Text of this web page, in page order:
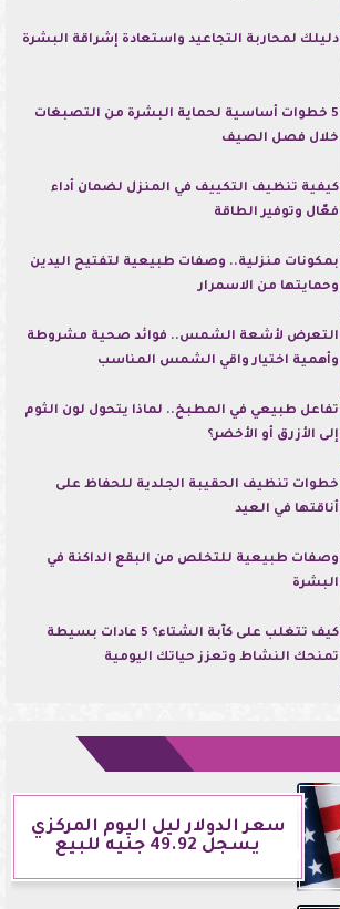
دليلك لمحاربة التجاعيد واستعادة إشراقة البشرة
5 خطوات أساسية لحماية البشرة من التصبغات
خلال فصل الصيف
كيفية تنظيف التكييف في المنزل لضمان أداء
فعّال وتوفير الطاقة
بمكونات منزلية.. وصفات طبيعية لتفتيح اليدين
وحمايتها من الاسمرار
التعرض لأشعة الشمس.. فوائد صحية مشروطة
وأهمية اختيار واقي الشمس المناسب
تفاعل طبيعي في المطبخ.. لماذا يتحول لون الثوم
إلى الأزرق أو الأخضر؟
خطوات تنظيف الحقيبة الجلدية للحفاظ على
أناقتها في العيد
وصفات طبيعية للتخلص من البقع الداكنة في
البشرة
كيف تتغلب على كآبة الشتاء؟ 5 عادات بسيطة
تمنحك النشاط وتعزز حياتك اليومية
سعر الدولار ليل اليوم المركزي
يسجل 49.92 جنيه للبيع